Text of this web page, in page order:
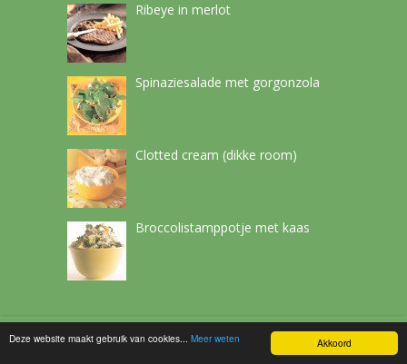
Akkoord
Deze website maakt gebruik van cookies... Meer weten
Ribeye in merlot
Spinaziesalade met gorgonzola
Clotted cream (dikke room)
Broccolistamppotje met kaas
NetchefCopyright © 2026.